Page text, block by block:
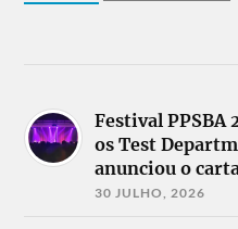
Festival PPSBA
os Test
anunciou o
30 JULHO, 2026